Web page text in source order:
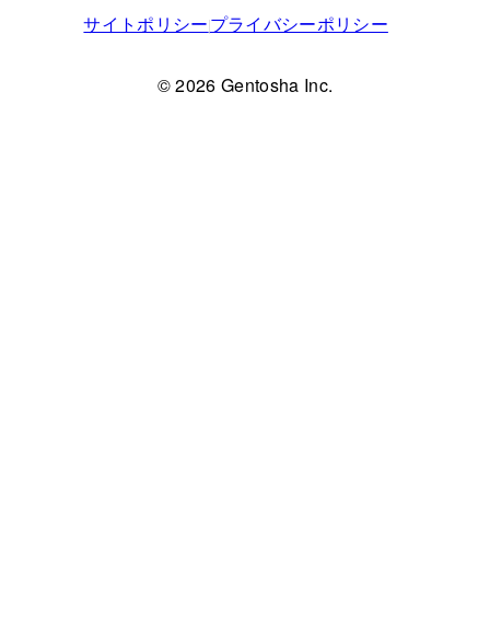
サイトポリシープライバシーポリシー
© 2026 Gentosha Inc.